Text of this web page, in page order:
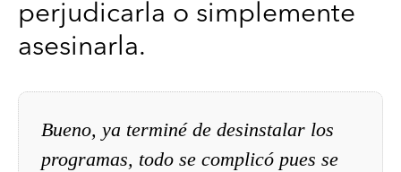
perjudicarla o simplemente
asesinarla.
Bueno, ya terminé de desinstalar los
programas, todo se complicó pues se